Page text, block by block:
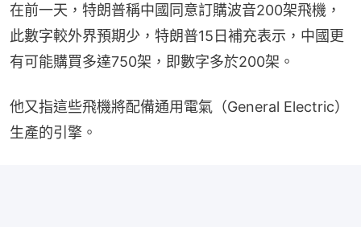
在前一天，特朗普稱中國同意訂購波音200架飛機，
此數字較外界預期少，特朗普15日補充表示，中國更
有可能購買多達750架，即數字多於200架。
他又指這些飛機將配備通用電氣（General Electric）
生產的引擎。